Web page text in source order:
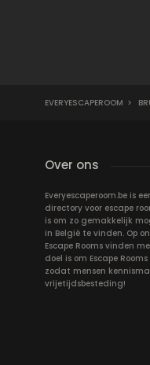
EVERYESCAPEROOM >
Over ons
Everyescaperoom.be is
directory voor escape
is om zo gemakkelijk
in België te vinden. Op
Escape Rooms vinden
doel is om Escape
zodat mensen
vrijetijdsbesteding!